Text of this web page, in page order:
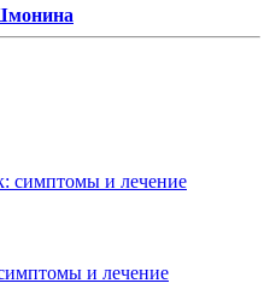
симптомы и лечение
и лечение